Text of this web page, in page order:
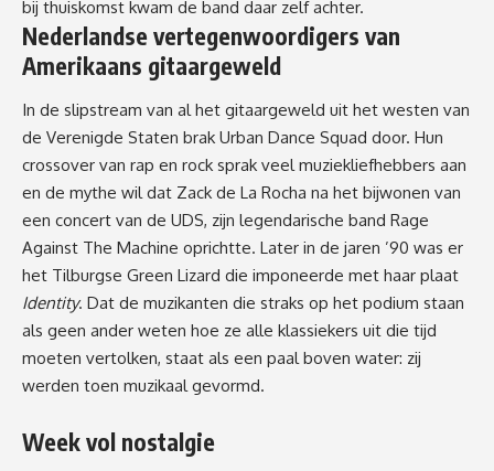
bij thuiskomst kwam de band daar zelf achter.
Nederlandse vertegenwoordigers van
Amerikaans gitaargeweld
In de slipstream van al het gitaargeweld uit het westen van
de Verenigde Staten brak Urban Dance Squad door. Hun
crossover van rap en rock sprak veel muziekliefhebbers aan
en de mythe wil dat Zack de La Rocha na het bijwonen van
een concert van de UDS, zijn legendarische band Rage
Against The Machine oprichtte. Later in de jaren ’90 was er
het Tilburgse Green Lizard die imponeerde met haar plaat
Identity. Dat de muzikanten die straks op het podium staan
als geen ander weten hoe ze alle klassiekers uit die tijd
moeten vertolken, staat als een paal boven water: zij
werden toen muzikaal gevormd.
Week vol nostalgie